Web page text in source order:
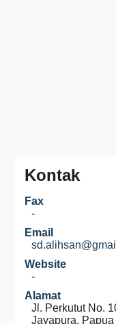
Kontak
Fax
-
Email
Website
-
Alamat
Jl. Perkutut No.
Jayapura, Papua